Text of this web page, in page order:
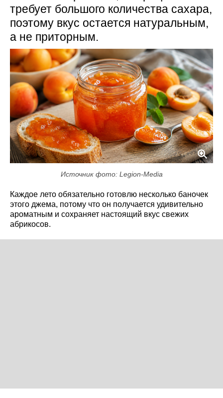
требует большого количества сахара,
поэтому вкус остается натуральным,
а не приторным.
Источник фото: Legion-Media
Каждое лето обязательно готовлю несколько баночек
этого джема, потому что он получается удивительно
ароматным и сохраняет настоящий вкус свежих
абрикосов.